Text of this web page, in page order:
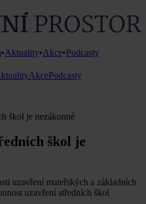
•Aktuality•Akce•Podcasty
AkcePodcasty
škol je nezákonné
škol je
uzavření mateřských a základních
uzavření středních škol